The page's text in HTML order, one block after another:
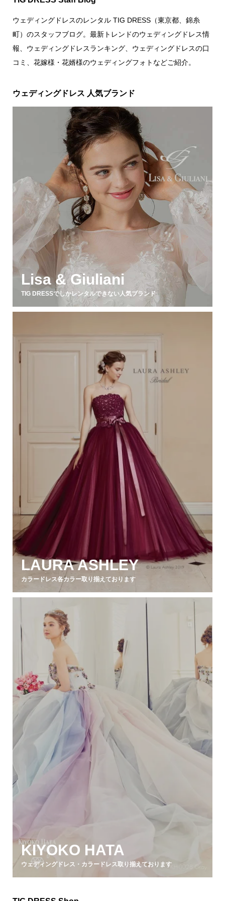
ウェディングドレスのレンタル TIG DRESS（東京都、錦糸
町）のスタッフブログ。最新トレンドのウェディングドレス情
報、ウェディングドレスランキング、ウェディングドレスの口
コミ、花嫁様・花婿様のウェディングフォトなどご紹介。
ウェディングドレス 人気ブランド
Lisa & Giuliani
TIG DRESSでしかレンタルできない人気ブランド
LAURA ASHLEY
カラードレス各カラー取り揃えております
KIYOKO HATA
ウェディングドレス・カラードレス取り揃えております